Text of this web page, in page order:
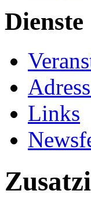
Dienste
Links